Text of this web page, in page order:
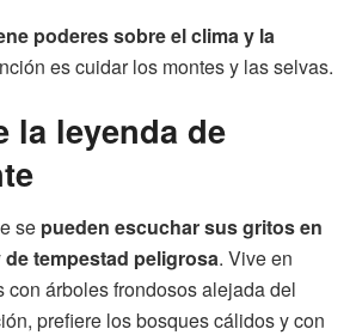
poderes sobre el clima y la
es cuidar los montes y las selvas.
la leyenda de
se pueden escuchar sus gritos en
tempestad peligrosa. Vive en
con árboles frondosos alejada del
prefiere los bosques cálidos y con